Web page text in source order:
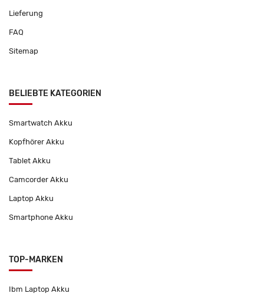
Lieferung
FAQ
Sitemap
BELIEBTE KATEGORIEN
Smartwatch Akku
Kopfhörer Akku
Tablet Akku
Camcorder Akku
Laptop Akku
Smartphone Akku
TOP-MARKEN
Ibm Laptop Akku